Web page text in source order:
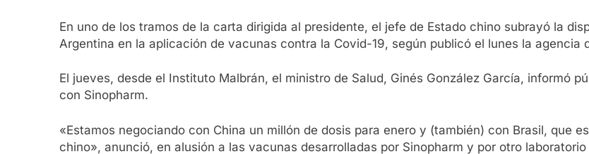
En uno de los tramos de la carta dirigida al presidente, el jefe de Estado chino subrayó la
Argentina en la aplicación de vacunas contra la Covid-19, según publicó el lunes la
El jueves, desde el Instituto Malbrán, el ministro de Salud, Ginés González García, informó
con Sinopharm.
«Estamos negociando con China un millón de dosis para enero y (también) con Brasil, que
chino», anunció, en alusión a las vacunas desarrolladas por Sinopharm y por otro